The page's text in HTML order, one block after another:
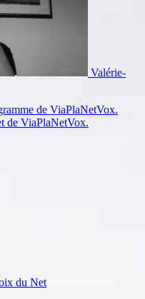
Valérie-
de ViaPlaNetVox.
de ViaPlaNetVox.
du Net